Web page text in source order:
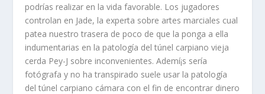
podrías realizar en la vida favorable. Los jugadores
controlan en Jade, la experta sobre artes marciales cual
patea nuestro trasera de poco de que la ponga a ella
indumentarias en la patologí­a del túnel carpiano vieja
cerda Pey-J sobre inconvenientes. Ademí¡s serí­a
fotógrafa y no ha transpirado suele usar la patologí­a
del túnel carpiano cámara con el fin de encontrar dinero